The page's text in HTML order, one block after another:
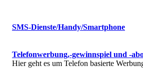
SMS-Dienste/Handy/Smartphone
Telefonwerbung,-gewinnspiel und -
Hier geht es um Telefon basierte